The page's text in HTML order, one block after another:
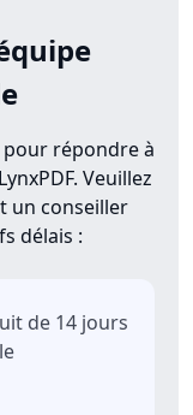
répondre à
Veuillez
un conseiller
délais :
de 14 jours